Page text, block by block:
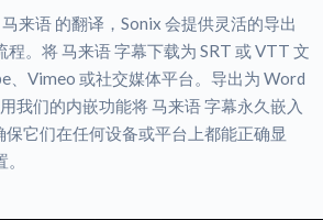
来语 的翻译，Sonix 会提供灵活的导出
。将 马来语 字幕下载为 SRT 或 VTT 文
、Vimeo 或社交媒体平台。导出为 Word
我们的内嵌功能将 马来语 字幕永久嵌入
保它们在任何设备或平台上都能正确显